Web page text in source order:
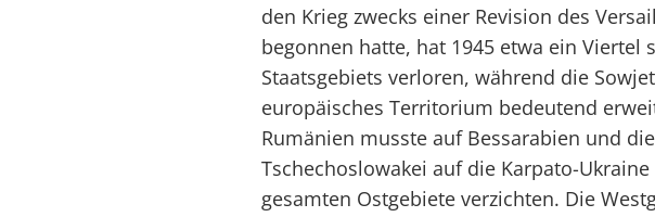
den Krieg zwecks einer Revision des
begonnen hatte, hat 1945 etwa ein Viertel
Staatsgebiets verloren, während die
europäisches Territorium bedeutend
Rumänien musste auf Bessarabien und
Tschechoslowakei auf die Karpato-
gesamten Ostgebiete verzichten. Die